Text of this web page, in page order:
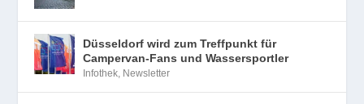
Düsseldorf wird zum Treffpunkt für
Campervan-Fans und Wassersportler
Infothek Newsletter